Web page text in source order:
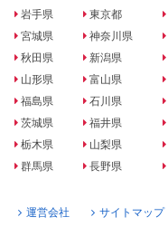
岩手県
宮城県
秋田県
山形県
福島県
茨城県
栃木県
群馬県
東京都
神奈川県
新潟県
富山県
石川県
福井県
山梨県
長野県
運営会社 サイトマップ